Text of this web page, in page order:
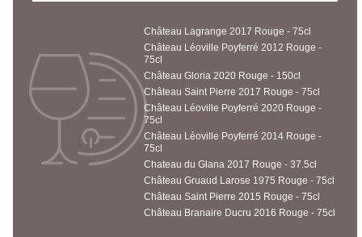
Château Lagrange 2017 Rouge - 75cl
Château Léoville Poyferré 2012 Rouge -
75cl
Château Gloria 2020 Rouge - 150cl
Château Saint Pierre 2017 Rouge - 75cl
Château Léoville Poyferré 2020 Rouge -
75cl
Château Léoville Poyferré 2014 Rouge -
75cl
Chateau du Glana 2017 Rouge - 37.5cl
Château Gruaud Larose 1975 Rouge - 75cl
Château Saint Pierre 2015 Rouge - 75cl
Château Branaire Ducru 2016 Rouge - 75cl